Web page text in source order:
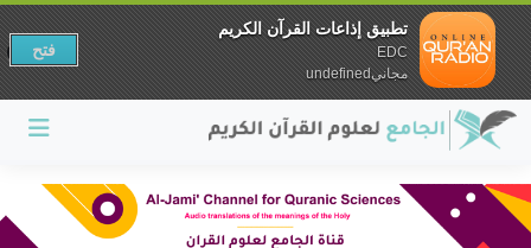
تطبيق إذاعات القرآن الكريم
EDC
مجانيundefined
فتح